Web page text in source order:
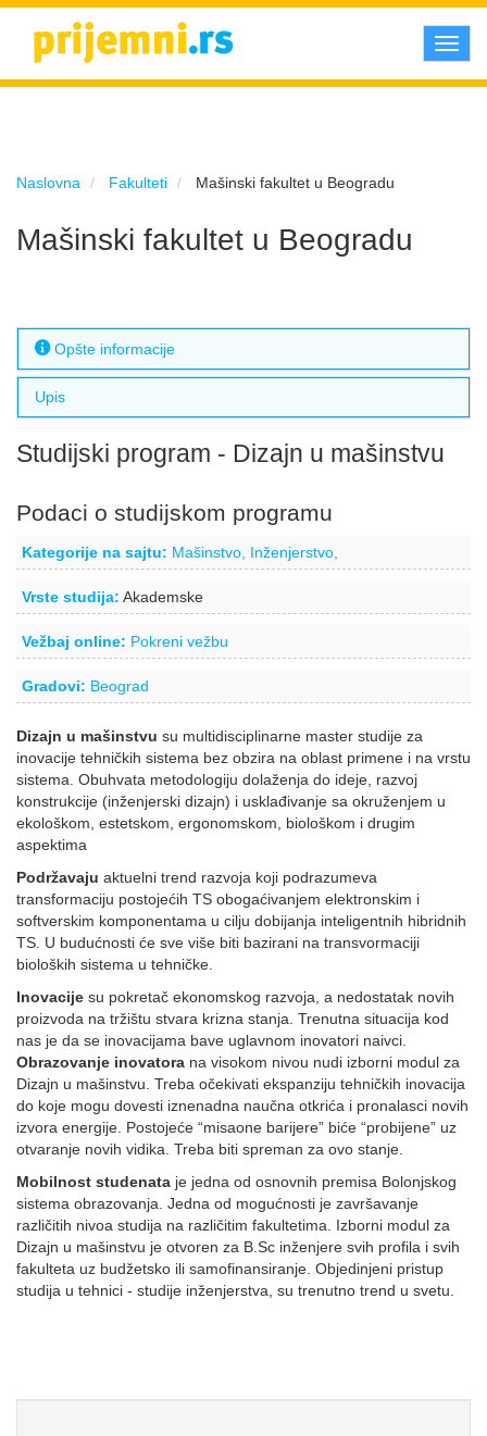
Naslovna Fakulteti Mašinski fakultet u Beogradu
Mašinski fakultet u Beogradu
Opšte informacije
Upis
Studijski program - Dizajn u mašinstvu
Podaci o studijskom programu
Kategorije na sajtu: Mašinstvo, Inženjerstvo,
Vrste studija: Akademske
Vežbaj online: Pokreni vežbu
Gradovi: Beograd
Dizajn u mašinstvu su multidisciplinarne master studije za
inovacije tehničkih sistema bez obzira na oblast primene i na vrstu
sistema. Obuhvata metodologiju dolaženja do ideje, razvoj
konstrukcije (inženjerski dizajn) i usklađivanje sa okruženjem u
ekološkom, estetskom, ergonomskom, biološkom i drugim
aspektima
Podržavaju aktuelni trend razvoja koji podrazumeva
transformaciju postojećih TS obogaćivanjem elektronskim i
softverskim komponentama u cilju dobijanja inteligentnih hibridnih
TS. U budućnosti će sve više biti bazirani na transvormaciji
bioloških sistema u tehničke.
Inovacije su pokretač ekonomskog razvoja, a nedostatak novih
proizvoda na tržištu stvara krizna stanja. Trenutna situacija kod
nas je da se inovacijama bave uglavnom inovatori naivci.
Obrazovanje inovatora na visokom nivou nudi izborni modul za
Dizajn u mašinstvu. Treba očekivati ekspanziju tehničkih inovacija
do koje mogu dovesti iznenadna naučna otkrića i pronalasci novih
izvora energije. Postojeće “misaone barijere” biće “probijene” uz
otvaranje novih vidika. Treba biti spreman za ovo stanje.
Mobilnost studenata je jedna od osnovnih premisa Bolonjskog
sistema obrazovanja. Jedna od mogućnosti je završavanje
različitih nivoa studija na različitim fakultetima. Izborni modul za
Dizajn u mašinstvu je otvoren za B.Sc inženjere svih profila i svih
fakulteta uz budžetsko ili samofinansiranje. Objedinjeni pristup
studija u tehnici - studije inženjerstva, su trenutno trend u svetu.